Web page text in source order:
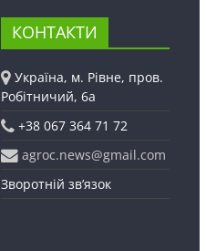
КОНТАКТИ
Україна, м. Рівне, пров.
Робітничий, 6а
+38 067 364 71 72
agroc.news@gmail.com
Зворотній зв’язок